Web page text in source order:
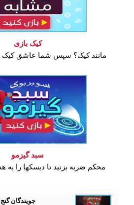
کیک بازی
مانند کیک؟ سپس شما عاشق کیک
سبد گیزمو
محکم ضربه بزنید تا دیسکها را به
جویندگان گنج